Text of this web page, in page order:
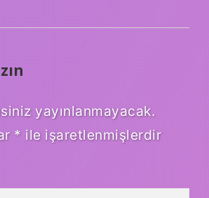
yayınlanmayacak.
* ile işaretlenmişlerdir